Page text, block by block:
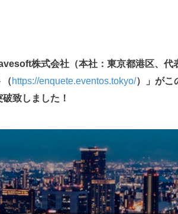
株式会社（本社：東京都港区、代
（https://enquete.eventos.tokyo/）」がこ
致しました！